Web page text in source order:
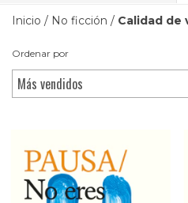
Inicio / No ficción / Calidad de
Ordenar por